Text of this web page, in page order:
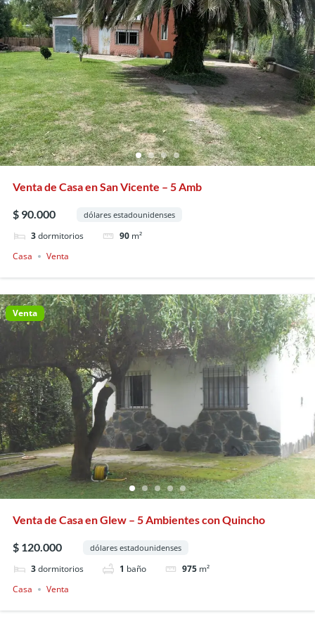
Venta de Casa en San Vicente – 5 Amb
$ 90.000 dólares estadounidenses
3dormitorios 90 m²
Casa
Venta
Venta
Venta de Casa en Glew – 5 Ambientes con Quincho
$ 120.000 dólares estadounidenses
3dormitorios 1 baño 975 m²
Casa
Venta